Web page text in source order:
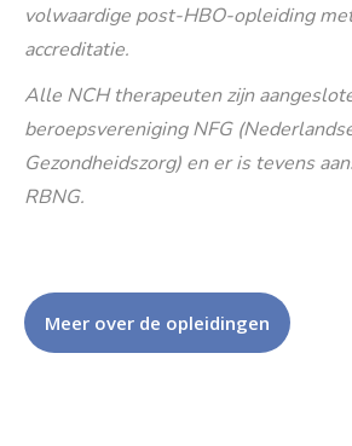
volwaardige post-HBO-opleiding
accreditatie.
Alle NCH therapeuten zijn
beroepsvereniging NFG
Gezondheidszorg) en er is tevens
RBNG.
Meer over de opleidingen